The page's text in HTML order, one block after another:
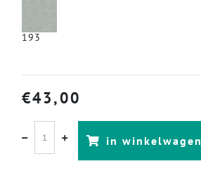
193
€43,00
in winkelwagen